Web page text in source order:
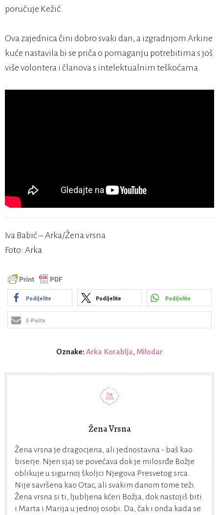
poručuje Kežić.
Ova zajednica čini dobro svaki dan, a izgradnjom Arkine
kuće nastavila bi se priča o pomaganju potrebitima s još
više volontera i članova s intelektualnim teškoćama.
Iva Babić – Arka/Žena vrsna
Foto: Arka
Podijelite Podijelite Podijelite
E-Pošta
Oznake: Arka Korablja, Milodar
Žena Vrsna
Žena vrsna je dragocjena, ali jednostavna - baš kao
biserje. Njen sjaj se povećava dok je milosrđe Božje
oblikuje u sigurnoj školjci Njegova Presvetog srca.
Nije savršena kao Otac, ali svakim danom tome teži.
Žena vrsna si ti, ljubljena kćeri Božja, dok nastojiš biti
i Marta i Marija u jednoj osobi. Da, čak i onda kada se